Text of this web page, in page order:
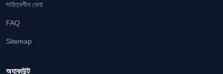
দায়িত্বশীল খেলা
FAQ
Sitemap
অ্যাকাউন্ট